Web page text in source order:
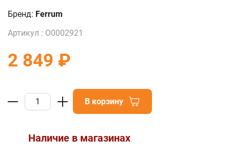
Бренд: Ferrum
Артикул : О0002921
2 849 ₽
В корзину
Наличие в магазинах